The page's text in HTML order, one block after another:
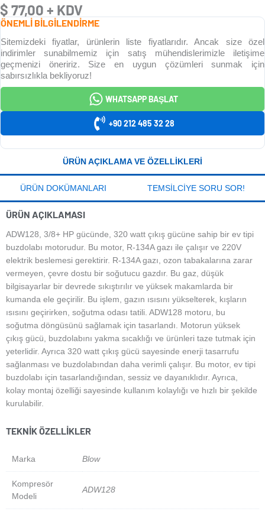
$ 77,00 + KDV
ÖNEMLİ BİLGİLENDİRME
Sitemizdeki fiyatlar, ürünlerin liste fiyatlarıdır. Ancak size özel
indirimler sunabilmemiz için satış mühendislerimizle iletişime
geçmenizi öneririz. Size en uygun çözümleri sunmak için
sabırsızlıkla bekliyoruz!
WHATSAPP BAŞLAT
+90 212 485 32 28
ÜRÜN AÇIKLAMA VE ÖZELLIKLERI
ÜRÜN DOKÜMANLARI TEMSILCIYE SORU SOR!
ÜRÜN AÇIKLAMASI
ADW128, 3/8+ HP gücünde, 320 watt çıkış gücüne sahip bir ev tipi
buzdolabı motorudur. Bu motor, R-134A gazı ile çalışır ve 220V
elektrik beslemesi gerektirir. R-134A gazı, ozon tabakalarına zarar
vermeyen, çevre dostu bir soğutucu gazdır. Bu gaz, düşük
bilgisayarlar bir devrede sıkıştırılır ve yüksek makamlarda bir
kumanda ele geçirilir. Bu işlem, gazın ısısını yükselterek, kışların
ısısını geçirirken, soğutma odası tatili. ADW128 motoru, bu
soğutma döngüsünü sağlamak için tasarlandı. Motorun yüksek
çıkış gücü, buzdolabını yakma sıcaklığı ve ürünleri taze tutmak için
yeterlidir. Ayrıca 320 watt çıkış gücü sayesinde enerji tasarrufu
sağlanması ve buzdolabından daha verimli çalışır. Bu motor, ev tipi
buzdolabı için tasarlandığından, sessiz ve dayanıklıdır. Ayrıca,
kolay montaj özelliği sayesinde kullanım kolaylığı ve hızlı bir şekilde
kurulabilir.
TEKNIK ÖZELLIKLER
Marka Blow
Kompresör
Modeli
ADW128